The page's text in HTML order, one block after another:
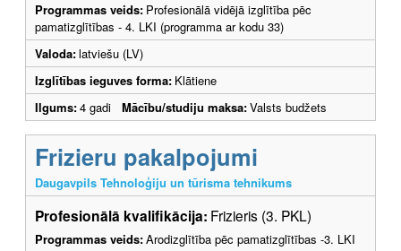
Programmas veids: Profesionālā vidējā izglītība pēc
pamatizglītības - 4. LKI (programma ar kodu 33)
Valoda:latviešu (LV)
Izglītības ieguves forma: Klātiene
Ilgums:4 gadi Mācību/studiju maksa:Valsts budžets
Frizieru pakalpojumi
Daugavpils Tehnoloģiju un tūrisma tehnikums
Profesionālā kvalifikācija: Frizieris (3. PKL)
Programmas veids:Arodizglītība pēc pamatizglītības -3. LKI